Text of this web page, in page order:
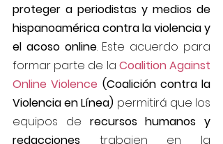
proteger a periodistas y medios de
hispanoamérica contra la violencia y
el acoso online. Este acuerdo para
formar parte de la Coalition Against
Online Violence (Coalición contra la
Violencia en Línea) permitirá que los
equipos de recursos humanos y
redacciones